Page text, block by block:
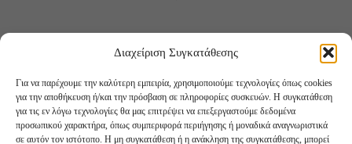
Διαχείριση Συγκατάθεσης
Για να παρέχουμε την καλύτερη εμπειρία, χρησιμοποιούμε τεχνολογίες όπως cookies
για την αποθήκευση ή/και την πρόσβαση σε πληροφορίες συσκευών. Η συγκατάθεση
για τις εν λόγω τεχνολογίες θα μας επιτρέψει να επεξεργαστούμε δεδομένα
προσωπικού χαρακτήρα, όπως συμπεριφορά περιήγησης ή μοναδικά αναγνωριστικά
σε αυτόν τον ιστότοπο. Η μη συγκατάθεση ή η ανάκληση της συγκατάθεσης, μπορεί